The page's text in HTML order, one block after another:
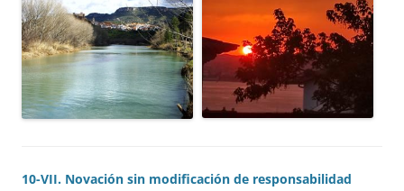
10-VII. Novación sin modificación de responsabilidad